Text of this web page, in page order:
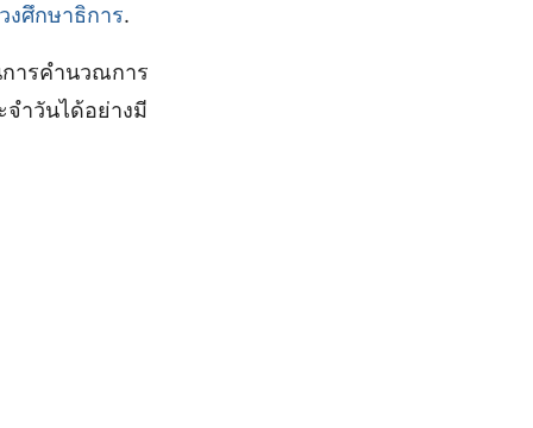
งศึกษาธิการ.
ารคำนวณการ
จำวันได้อย่างมี